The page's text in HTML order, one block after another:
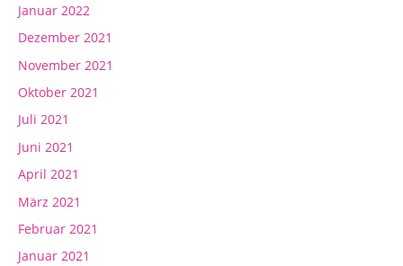
Januar 2022
Dezember 2021
November 2021
Oktober 2021
Juli 2021
Juni 2021
April 2021
März 2021
Februar 2021
Januar 2021